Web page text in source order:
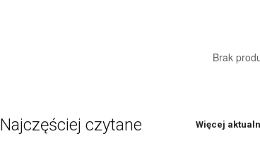
Brak
Najczęściej czytane Więcej